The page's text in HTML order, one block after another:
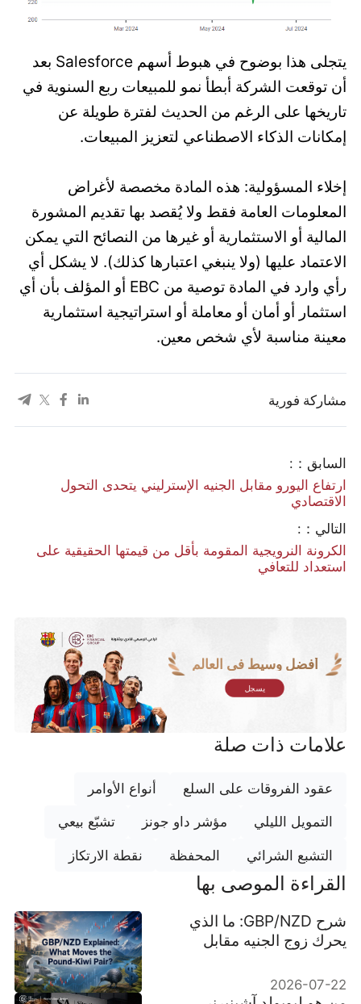
يتجلى هذا بوضوح في هبوط أسهم Salesforce بعد
أن توقعت الشركة أبطأ نمو للمبيعات ربع السنوية في
تاريخها على الرغم من الحديث لفترة طويلة عن
إمكانات الذكاء الاصطناعي لتعزيز المبيعات.
إخلاء المسؤولية: هذه المادة مخصصة لأغراض
المعلومات العامة فقط ولا يُقصد بها تقديم المشورة
المالية أو الاستثمارية أو غيرها من النصائح التي يمكن
الاعتماد عليها (ولا ينبغي اعتبارها كذلك). لا يشكل أي
رأي وارد في المادة توصية من EBC أو المؤلف بأن أي
استثمار أو أمان أو معاملة أو استراتيجية استثمارية
معينة مناسبة لأي شخص معين.
مشاركة فورية
السابق：:
ارتفاع اليورو مقابل الجنيه الإسترليني يتحدى التحول
الاقتصادي
التالي：:
​الكرونة النرويجية المقومة بأقل من قيمتها الحقيقية على
استعداد للتعافي
أفضل وسيط في العالم
يسجل
علامات ذات صلة
عقود الفروقات على السلع أنواع الأوامر
التمويل الليلي مؤشر داو جونز تشبّع بيعي
التشبع الشرائي المحفظة نقطة الارتكاز
القراءة الموصى بها
شرح GBP/NZD: ما الذي
يحرك زوج الجنيه مقابل
2026-07-22